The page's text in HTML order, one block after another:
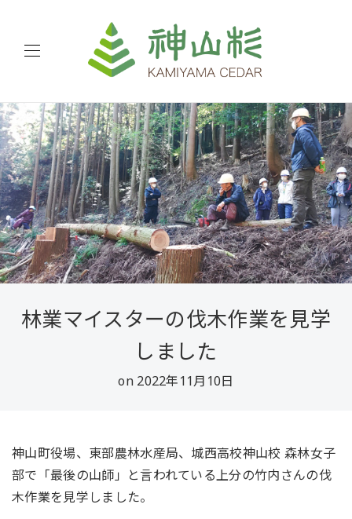
林業マイスターの伐木作業を見学
しました
on 2022年11月10日
神山町役場、東部農林水産局、城西高校神山校 森林女子
部で「最後の山師」と言われている上分の竹内さんの伐
木作業を見学しました。